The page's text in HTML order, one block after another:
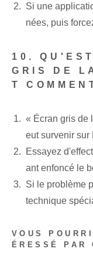
Si une
nées, puis
10.
GRIS DE
T
« Écran gris de
eut survenir sur
Essayez
ant enfoncé le
Si le problème
technique
VOUS
ÉRESSÉ PAR